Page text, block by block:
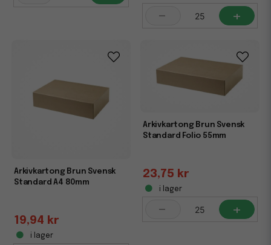
- +
Arkivkartong Brun Svensk
Standard A4 80mm
19,94 kr
i lager
Arkivkartong Brun Svensk
Standard Folio 55mm
23,75 kr
i lager
- +